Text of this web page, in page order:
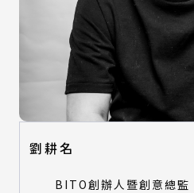
劉耕名
BITO創辦人暨創意總監